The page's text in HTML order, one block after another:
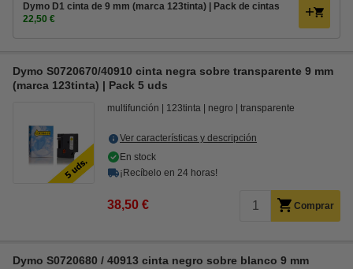
Dymo D1 cinta de 9 mm (marca 123tinta) | Pack de cintas
22,50 €
Dymo S0720670/40910 cinta negra sobre transparente 9 mm
(marca 123tinta) | Pack 5 uds
multifunción 123tinta negro transparente
Ver características y descripción
En stock
¡Recíbelo en 24 horas!
38,50 € Comprar
Dymo S0720680 / 40913 cinta negro sobre blanco 9 mm